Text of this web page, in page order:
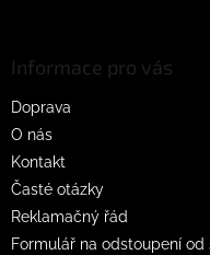
Informace pro vás
Doprava
O nás
Kontakt
Časté otázky
Reklamačný řád
Formulář na odstoupení od